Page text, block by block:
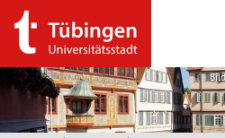
Direkt zum Inhalt